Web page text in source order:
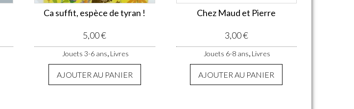
Ca suffit, espèce de tyran !
5,00€
Jouets 3-6 ans, Livres
AJOUTER AU PANIER
Chez Maud et Pierre
3,00€
Jouets 6-8 ans, Livres
AJOUTER AU PANIER